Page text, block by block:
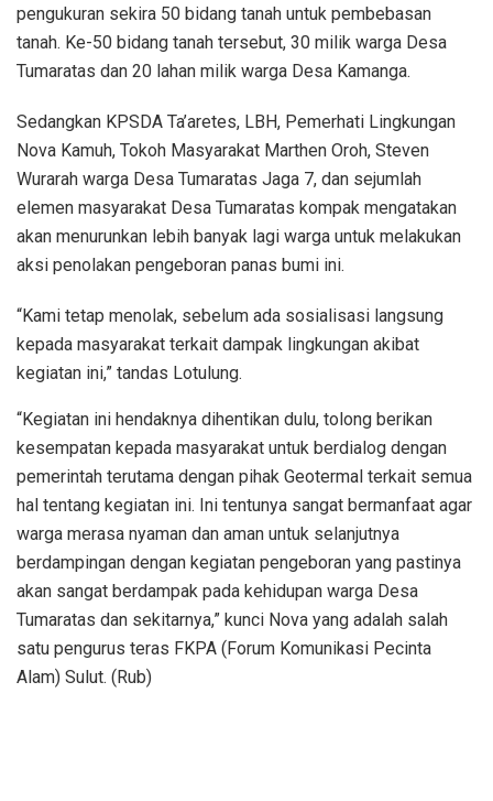
pengukuran sekira 50 bidang tanah untuk pembebasan
tanah. Ke-50 bidang tanah tersebut, 30 milik warga Desa
Tumaratas dan 20 lahan milik warga Desa Kamanga.
Sedangkan KPSDA Ta’aretes, LBH, Pemerhati Lingkungan
Nova Kamuh, Tokoh Masyarakat Marthen Oroh, Steven
Wurarah warga Desa Tumaratas Jaga 7, dan sejumlah
elemen masyarakat Desa Tumaratas kompak mengatakan
akan menurunkan lebih banyak lagi warga untuk melakukan
aksi penolakan pengeboran panas bumi ini.
“Kami tetap menolak, sebelum ada sosialisasi langsung
kepada masyarakat terkait dampak lingkungan akibat
kegiatan ini,” tandas Lotulung.
“Kegiatan ini hendaknya dihentikan dulu, tolong berikan
kesempatan kepada masyarakat untuk berdialog dengan
pemerintah terutama dengan pihak Geotermal terkait semua
hal tentang kegiatan ini. Ini tentunya sangat bermanfaat agar
warga merasa nyaman dan aman untuk selanjutnya
berdampingan dengan kegiatan pengeboran yang pastinya
akan sangat berdampak pada kehidupan warga Desa
Tumaratas dan sekitarnya,” kunci Nova yang adalah salah
satu pengurus teras FKPA (Forum Komunikasi Pecinta
Alam) Sulut. (Rub)